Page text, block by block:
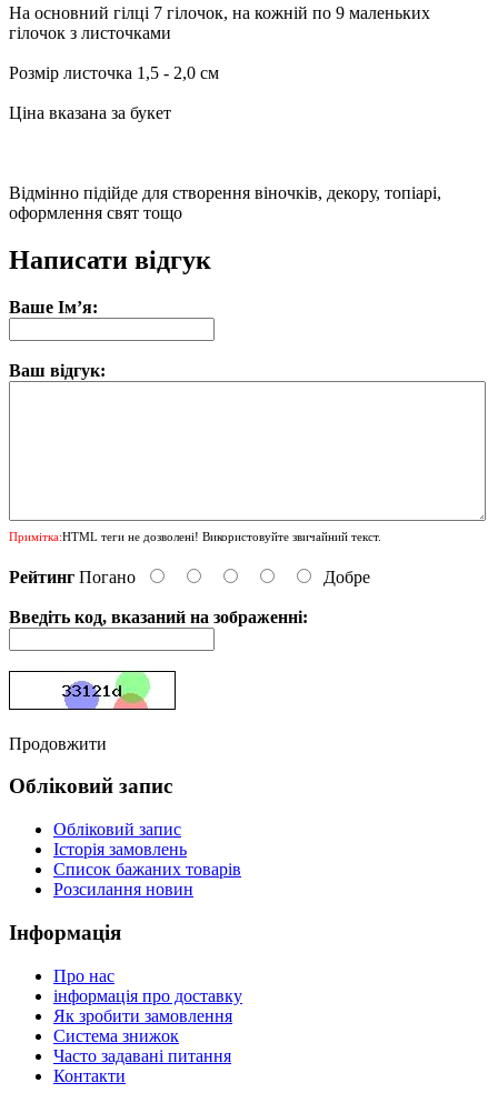
На основний гілці 7 гілочок, на кожній по 9 маленьких
гілочок з листочками
Розмір листочка 1,5 - 2,0 см
Ціна вказана за букет
Відмінно підійде для створення віночків, декору, топіарі,
оформлення свят тощо
Написати відгук
Ваше Ім’я:
Ваш відгук:
Примітка:HTML теги не дозволені! Використовуйте звичайний текст.
Рейтинг Погано Добре
Введіть код, вказаний на зображенні:
Продовжити
Обліковий запис
Обліковий запис
Історія замовлень
Список бажаних товарів
Розсилання новин
Інформація
Про нас
інформація про доставку
Як зробити замовлення
Система знижок
Часто задавані питання
Контакти